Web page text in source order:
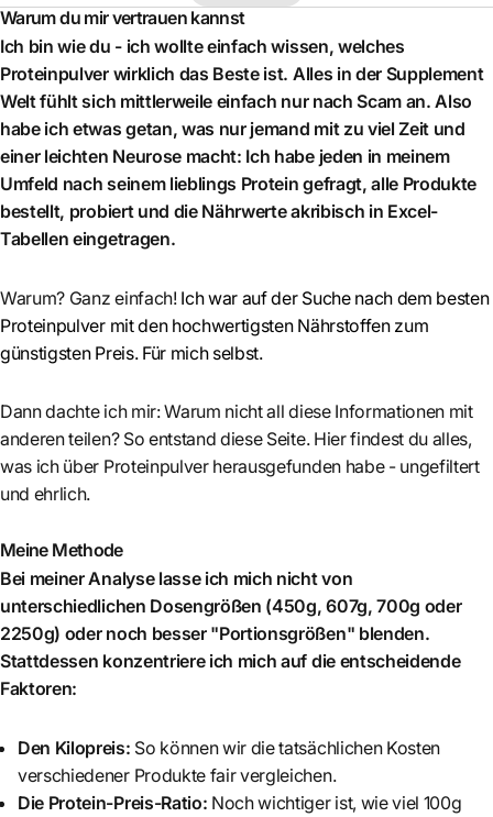
Warum du mir vertrauen kannst
Ich bin wie du - ich wollte einfach wissen, welches
Proteinpulver wirklich das Beste ist. Alles in der Supplement
Welt fühlt sich mittlerweile einfach nur nach Scam an. Also
habe ich etwas getan, was nur jemand mit zu viel Zeit und
einer leichten Neurose macht: Ich habe jeden in meinem
Umfeld nach seinem lieblings Protein gefragt, alle Produkte
bestellt, probiert und die Nährwerte akribisch in Excel-
Tabellen eingetragen.
Warum? Ganz einfach! Ich war auf der Suche nach dem besten
Proteinpulver mit den hochwertigsten Nährstoffen zum
günstigsten Preis. Für mich selbst.
Dann dachte ich mir: Warum nicht all diese Informationen mit
anderen teilen? So entstand diese Seite. Hier findest du alles,
was ich über Proteinpulver herausgefunden habe - ungefiltert
und ehrlich.
Meine Methode
Bei meiner Analyse lasse ich mich nicht von
unterschiedlichen Dosengrößen (450g, 607g, 700g oder
2250g) oder noch besser "Portionsgrößen" blenden.
Stattdessen konzentriere ich mich auf die entscheidende
Faktoren:
Den Kilopreis: So können wir die tatsächlichen Kosten
verschiedener Produkte fair vergleichen.
Die Protein-Preis-Ratio: Noch wichtiger ist, wie viel 100g